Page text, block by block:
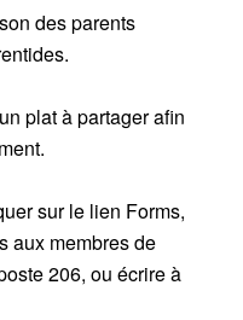
des parents
plat à partager afin
sur le lien Forms,
aux membres de
206, ou écrire à